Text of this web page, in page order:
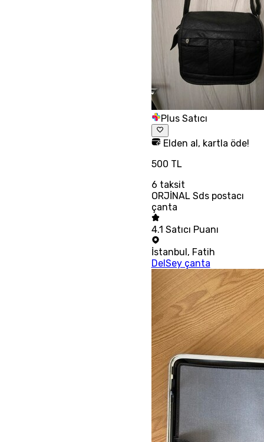
Plus Satıcı
Elden al, kartla öde!
500 TL
6 taksit
ORJİNAL Sds postacı
çanta
4.1 Satıcı Puanı
İstanbul, Fatih
DelSey çanta